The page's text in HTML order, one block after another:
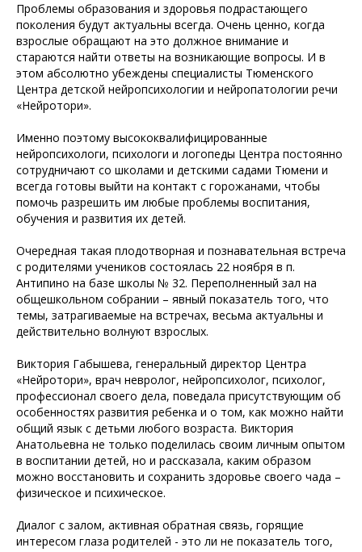
Проблемы образования и здоровья подрастающего
поколения будут актуальны всегда. Очень ценно, когда
взрослые обращают на это должное внимание и
стараются найти ответы на возникающие вопросы. И в
этом абсолютно убеждены специалисты Тюменского
Центра детской нейропсихологии и нейропатологии речи
«Нейротори».
Именно поэтому высококвалифицированные
нейропсихологи, психологи и логопеды Центра постоянно
сотрудничают со школами и детскими садами Тюмени и
всегда готовы выйти на контакт с горожанами, чтобы
помочь разрешить им любые проблемы воспитания,
обучения и развития их детей.
Очередная такая плодотворная и познавательная встреча
с родителями учеников состоялась 22 ноября в п.
Антипино на базе школы № 32. Переполненный зал на
общешкольном собрании – явный показатель того, что
темы, затрагиваемые на встречах, весьма актуальны и
действительно волнуют взрослых.
Виктория Габышева, генеральный директор Центра
«Нейротори», врач невролог, нейропсихолог, психолог,
профессионал своего дела, поведала присутствующим об
особенностях развития ребенка и о том, как можно найти
общий язык с детьми любого возраста. Виктория
Анатольевна не только поделилась своим личным опытом
в воспитании детей, но и рассказала, каким образом
можно восстановить и сохранить здоровье своего чада –
физическое и психическое.
Диалог с залом, активная обратная связь, горящие
интересом глаза родителей - это ли не показатель того,